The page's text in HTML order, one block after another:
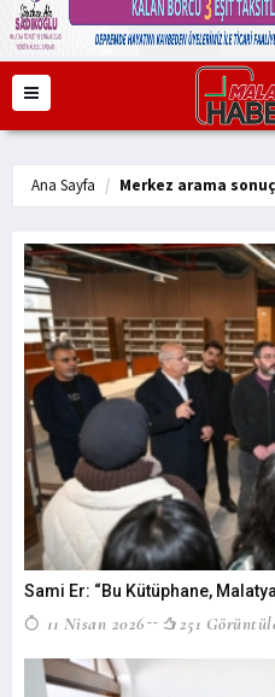
Ana Sayfa Merkez arama
Sami Er: “Bu Kütüphane,
11 Nisan 2026 251